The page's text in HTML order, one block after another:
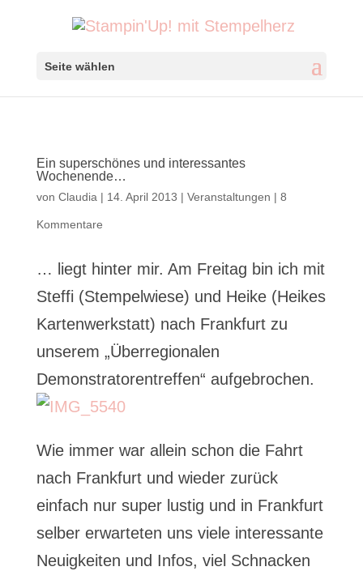
Seite wählen
Ein superschönes und interessantes
Wochenende…
von Claudia | 14. April 2013 | Veranstaltungen | 8
Kommentare
… liegt hinter mir. Am Freitag bin ich mit
Steffi (Stempelwiese) und Heike (Heikes
Kartenwerkstatt) nach Frankfurt zu
unserem „Überregionalen
Demonstratorentreffen“ aufgebrochen.
Wie immer war allein schon die Fahrt
nach Frankfurt und wieder zurück
einfach nur super lustig und in Frankfurt
selber erwarteten uns viele interessante
Neuigkeiten und Infos, viel Schnacken